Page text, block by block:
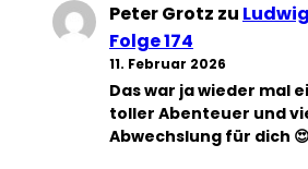
Peter Grotz zu
Folge 174
11. Februar 2026
Das war ja wieder mal
toller Abenteuer und
Abwechslung für dich